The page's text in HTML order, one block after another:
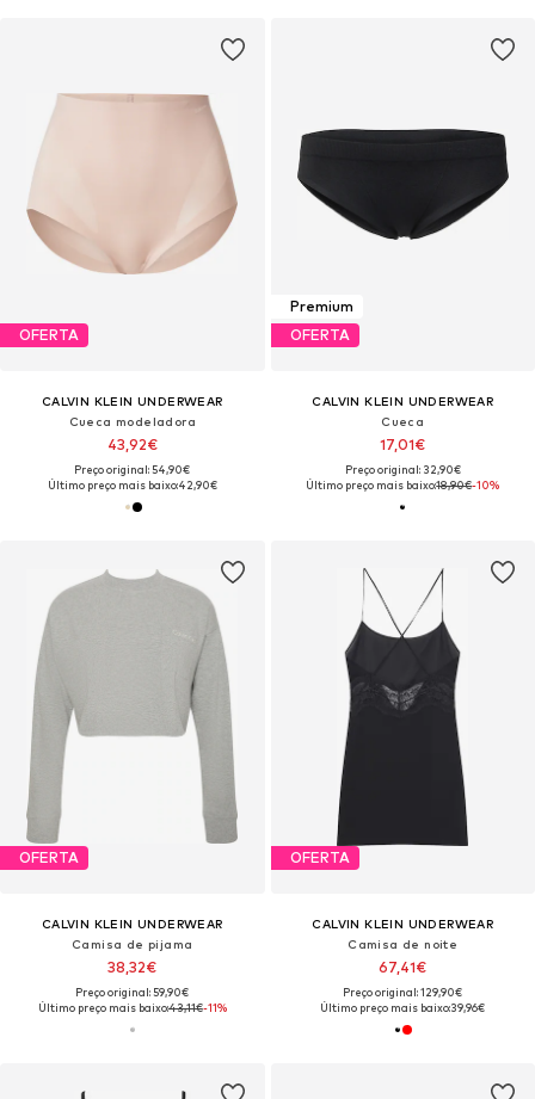
OFERTA
CALVIN KLEIN UNDERWEAR
Cueca modeladora
43,92€
Preço original: 54,90€
Último preço mais baixo:42,90€
Premium
OFERTA
CALVIN KLEIN UNDERWEAR
Cueca
17,01€
Preço original: 32,90€
Último preço mais baixo:18,90€-10%
OFERTA
CALVIN KLEIN UNDERWEAR
Camisa de pijama
38,32€
Preço original: 59,90€
Último preço mais baixo:43,11€-11%
OFERTA
CALVIN KLEIN UNDERWEAR
Camisa de noite
67,41€
Preço original: 129,90€
Último preço mais baixo:39,96€